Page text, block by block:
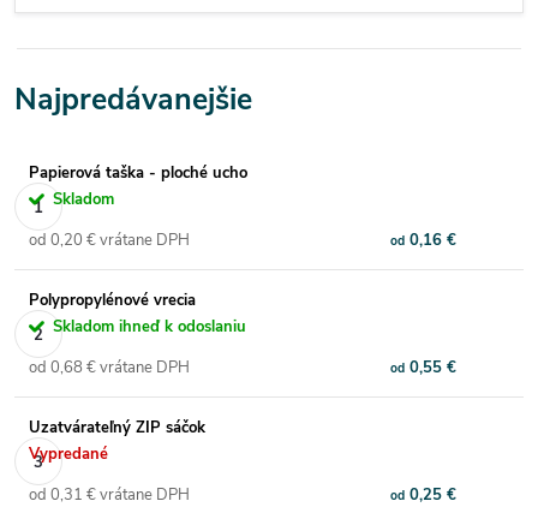
Najpredávanejšie
Papierová taška - ploché ucho
Skladom
od0,16 €
od 0,20 € vrátane DPH
Polypropylénové vrecia
Skladom ihneď k odoslaniu
od0,55 €
od 0,68 € vrátane DPH
Uzatvárateľný ZIP sáčok
Vypredané
od0,25 €
od 0,31 € vrátane DPH